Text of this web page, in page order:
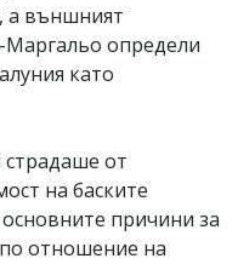
а външният
Маргальо определи
като
от
на баските
причини за
отношение на